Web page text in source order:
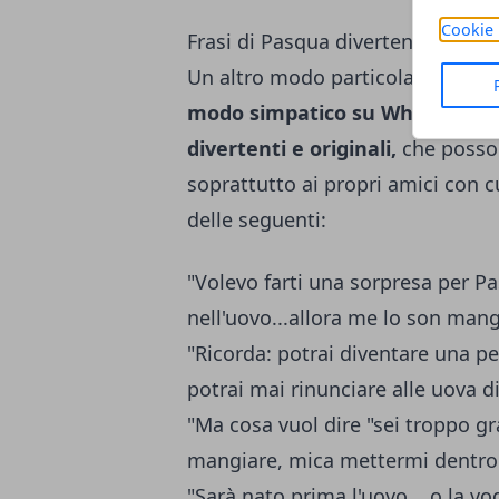
Cookie
Frasi di Pasqua divertenti e
Un altro modo particolarmente
modo simpatico su Whatsappe
divertenti e originali, che
soprattutto ai propri amici con
delle seguenti:
"Volevo farti una sorpresa per
nell'uovo...allora me lo son
"Ricorda: potrai diventare una
potrai mai rinunciare alle uova
"Ma cosa vuol dire "sei troppo
mangiare, mica mettermi